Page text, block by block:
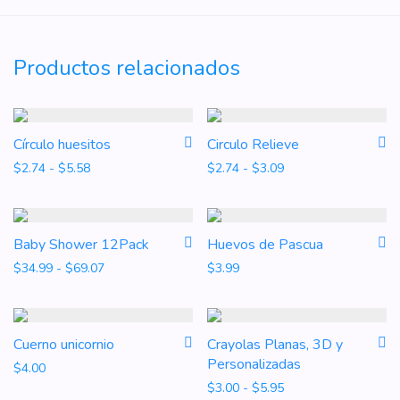
Productos relacionados
Círculo huesitos
$2.74 - $5.58Rango de precios: desde $2.74 hasta $5.58
Circulo Relieve
$2.74 - $3.09Rango de precios:
Baby Shower 12Pack
$34.99 - $69.07Rango de precios: desde $34.99 hasta $69.07
Huevos de Pascua
$3.99
Cuerno unicornio
$4.00
Crayolas Planas, 3D y
Personalizadas
$3.00 - $5.95Rango de precios: